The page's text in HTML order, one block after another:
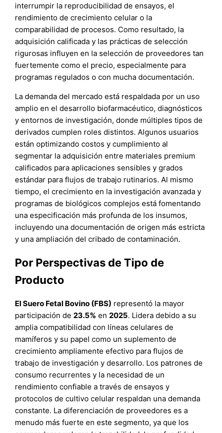
interrumpir la reproducibilidad de ensayos, el
rendimiento de crecimiento celular o la
comparabilidad de procesos. Como resultado, la
adquisición calificada y las prácticas de selección
rigurosas influyen en la selección de proveedores tan
fuertemente como el precio, especialmente para
programas regulados o con mucha documentación.
La demanda del mercado está respaldada por un uso
amplio en el desarrollo biofarmacéutico, diagnósticos
y entornos de investigación, donde múltiples tipos de
derivados cumplen roles distintos. Algunos usuarios
están optimizando costos y cumplimiento al
segmentar la adquisición entre materiales premium
calificados para aplicaciones sensibles y grados
estándar para flujos de trabajo rutinarios. Al mismo
tiempo, el crecimiento en la investigación avanzada y
programas de biológicos complejos está fomentando
una especificación más profunda de los insumos,
incluyendo una documentación de origen más estricta
y una ampliación del cribado de contaminación.
Por Perspectivas de Tipo de
Producto
El Suero Fetal Bovino (FBS) representó la mayor
participación de23.5% en2025. Lidera debido a su
amplia compatibilidad con líneas celulares de
mamíferos y su papel como un suplemento de
crecimiento ampliamente efectivo para flujos de
trabajo de investigación y desarrollo. Los patrones de
consumo recurrentes y la necesidad de un
rendimiento confiable a través de ensayos y
protocolos de cultivo celular respaldan una demanda
constante. La diferenciación de proveedores es a
menudo más fuerte en este segmento, ya que los